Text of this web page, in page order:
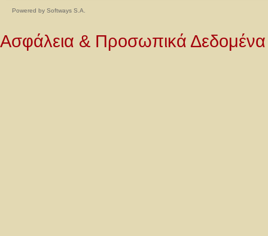
Powered by Softways S.A.
Ασφάλεια & Προσωπικά Δεδομένα